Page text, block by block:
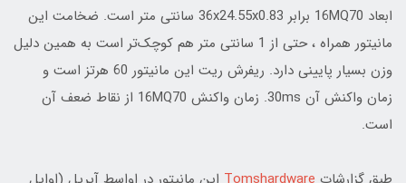
ابعاد 16MQ70 برابر 36x24.55x0.83 سانتی متر است. ضخامت این
مانیتور همراه ، حتی از 1 سانتی متر هم کوچک‌تر است به همین دلیل
وزن بسیار پایینی دارد. ریفرش ریت این مانیتور 60 هرتز است و
زمان واکنش آن 30ms. زمان واکنش 16MQ70 از نقاط ضعف آن
است.